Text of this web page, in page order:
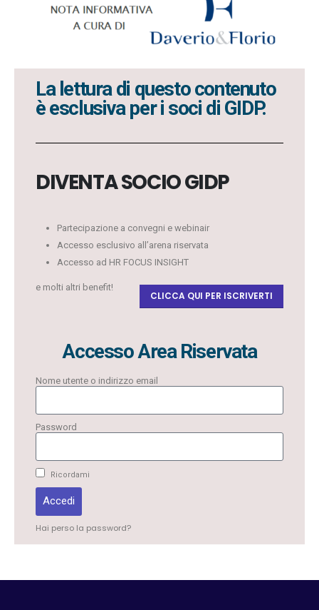
La lettura di questo contenuto
è esclusiva per i soci di GIDP.
DIVENTA SOCIO GIDP
Partecipazione a convegni e webinair
Accesso esclusivo all’arena riservata
Accesso ad HR FOCUS INSIGHT
e molti altri benefit!
CLICCA QUI PER ISCRIVERTI
Accesso Area Riservata
Nome utente o indirizzo email
Password
Ricordami
Accedi
Hai perso la password?